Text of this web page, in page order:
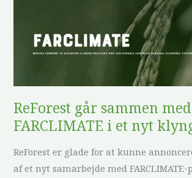
ReForest går sammen med
FARCLIMATE i et nyt
ReForest er glade for at kunne
af et nyt samarbejde med
FARCLIMATE
klyngeinitiativ